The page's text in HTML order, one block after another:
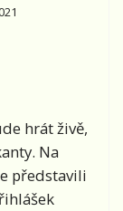
hrát živě,
Na
představili